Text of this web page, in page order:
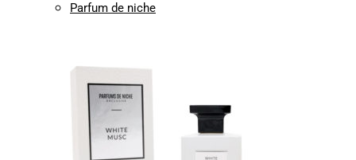
Parfum de niche